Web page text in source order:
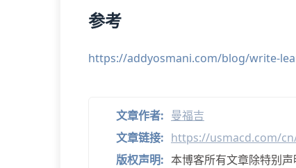
参考
https://addyosmani.com/blog/write-
文章作者: 曼福吉
文章链接: https://usmacd.com/
版权声明: 本博客所有文章除特别